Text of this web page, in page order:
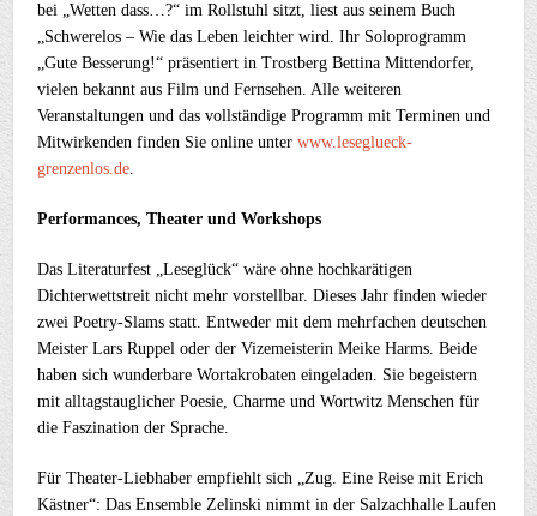
bei „Wetten dass…?“ im Rollstuhl sitzt, liest aus seinem Buch
„Schwerelos – Wie das Leben leichter wird. Ihr Soloprogramm
„Gute Besserung!“ präsentiert in Trostberg Bettina Mittendorfer,
vielen bekannt aus Film und Fernsehen. Alle weiteren
Veranstaltungen und das vollständige Programm mit Terminen und
Mitwirkenden finden Sie online unterwww.leseglueck-
grenzenlos.de.
Performances, Theater und Workshops
Das Literaturfest „Leseglück“ wäre ohne hochkarätigen
Dichterwettstreit nicht mehr vorstellbar. Dieses Jahr finden wieder
zwei Poetry-Slams statt. Entweder mit dem mehrfachen deutschen
Meister Lars Ruppel oder der Vizemeisterin Meike Harms. Beide
haben sich wunderbare Wortakrobaten eingeladen. Sie begeistern
mit alltagstauglicher Poesie, Charme und Wortwitz Menschen für
die Faszination der Sprache.
Für Theater-Liebhaber empfiehlt sich „Zug. Eine Reise mit Erich
Kästner“: Das Ensemble Zelinski nimmt in der Salzachhalle Laufen